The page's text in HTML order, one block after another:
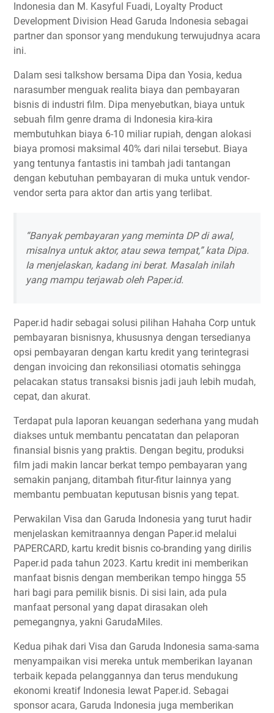
Indonesia dan M. Kasyful Fuadi, Loyalty Product
Development Division Head Garuda Indonesia sebagai
partner dan sponsor yang mendukung terwujudnya acara
ini.
Dalam sesi talkshow bersama Dipa dan Yosia, kedua
narasumber menguak realita biaya dan pembayaran
bisnis di industri film. Dipa menyebutkan, biaya untuk
sebuah film genre drama di Indonesia kira-kira
membutuhkan biaya 6-10 miliar rupiah, dengan alokasi
biaya promosi maksimal 40% dari nilai tersebut. Biaya
yang tentunya fantastis ini tambah jadi tantangan
dengan kebutuhan pembayaran di muka untuk vendor-
vendor serta para aktor dan artis yang terlibat.
“Banyak pembayaran yang meminta DP di awal,
misalnya untuk aktor, atau sewa tempat,” kata Dipa.
Ia menjelaskan, kadang ini berat. Masalah inilah
yang mampu terjawab oleh Paper.id.
Paper.id hadir sebagai solusi pilihan Hahaha Corp untuk
pembayaran bisnisnya, khususnya dengan tersedianya
opsi pembayaran dengan kartu kredit yang terintegrasi
dengan invoicing dan rekonsiliasi otomatis sehingga
pelacakan status transaksi bisnis jadi jauh lebih mudah,
cepat, dan akurat.
Terdapat pula laporan keuangan sederhana yang mudah
diakses untuk membantu pencatatan dan pelaporan
finansial bisnis yang praktis. Dengan begitu, produksi
film jadi makin lancar berkat tempo pembayaran yang
semakin panjang, ditambah fitur-fitur lainnya yang
membantu pembuatan keputusan bisnis yang tepat.
Perwakilan Visa dan Garuda Indonesia yang turut hadir
menjelaskan kemitraannya dengan Paper.id melalui
PAPERCARD, kartu kredit bisnis co-branding yang dirilis
Paper.id pada tahun 2023. Kartu kredit ini memberikan
manfaat bisnis dengan memberikan tempo hingga 55
hari bagi para pemilik bisnis. Di sisi lain, ada pula
manfaat personal yang dapat dirasakan oleh
pemegangnya, yakni GarudaMiles.
Kedua pihak dari Visa dan Garuda Indonesia sama-sama
menyampaikan visi mereka untuk memberikan layanan
terbaik kepada pelanggannya dan terus mendukung
ekonomi kreatif Indonesia lewat Paper.id. Sebagai
sponsor acara, Garuda Indonesia juga memberikan